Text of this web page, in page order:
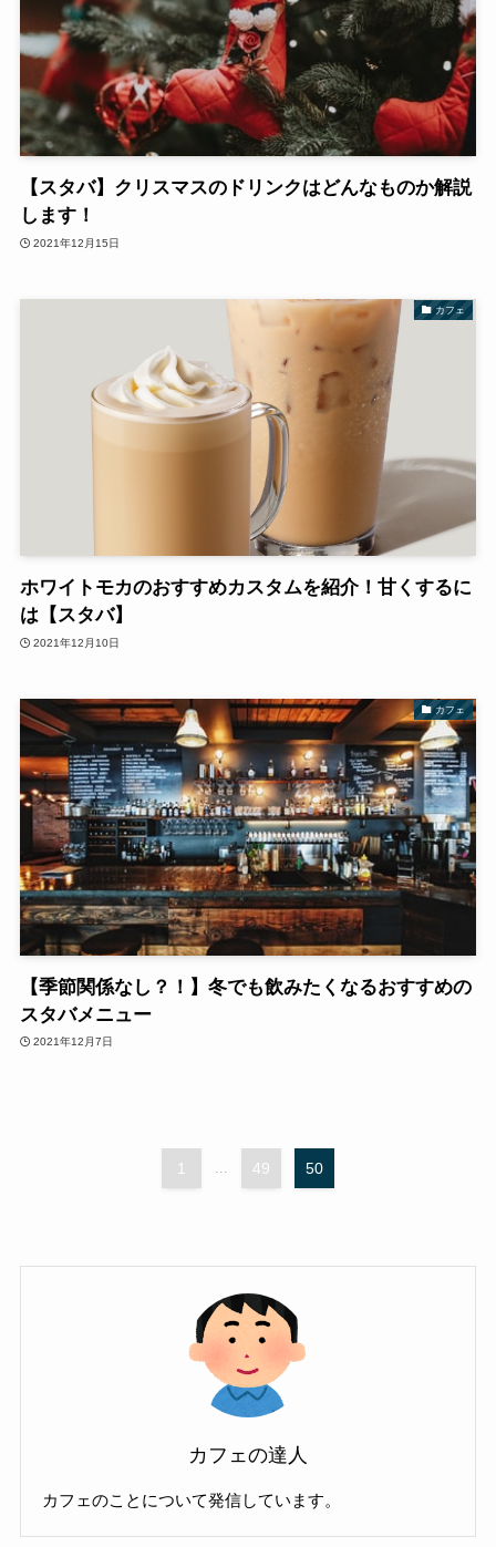
【スタバ】クリスマスのドリンクはどんなものか解説
します！
2021年12月15日
カフェ
ホワイトモカのおすすめカスタムを紹介！甘くするに
は【スタバ】
2021年12月10日
カフェ
【季節関係なし？！】冬でも飲みたくなるおすすめの
スタバメニュー
2021年12月7日
1 49 50
カフェの達人
カフェのことについて発信しています。